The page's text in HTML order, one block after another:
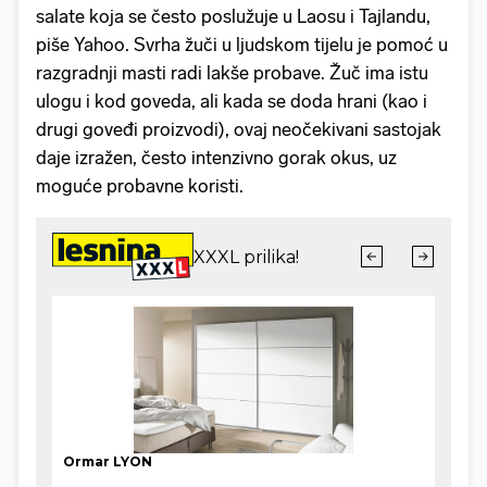
salate koja se često poslužuje u Laosu i Tajlandu,
piše Yahoo. Svrha žuči u ljudskom tijelu je pomoć u
razgradnji masti radi lakše probave. Žuč ima istu
ulogu i kod goveda, ali kada se doda hrani (kao i
drugi goveđi proizvodi), ovaj neočekivani sastojak
daje izražen, često intenzivno gorak okus, uz
moguće probavne koristi.